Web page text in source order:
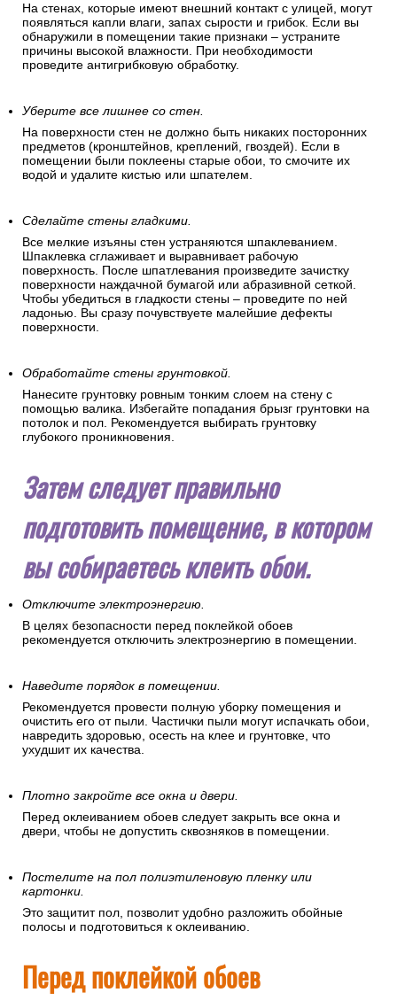
На стенах, которые имеют внешний контакт с улицей, могут
появляться капли влаги, запах сырости и грибок. Если вы
обнаружили в помещении такие признаки – устраните
причины высокой влажности. При необходимости
проведите антигрибковую обработку.
Уберите все лишнее со стен.
На поверхности стен не должно быть никаких посторонних
предметов (кронштейнов, креплений, гвоздей). Если в
помещении были поклеены старые обои, то смочите их
водой и удалите кистью или шпателем.
Сделайте стены гладкими.
Все мелкие изъяны стен устраняются шпаклеванием.
Шпаклевка сглаживает и выравнивает рабочую
поверхность. После шпатлевания произведите зачистку
поверхности наждачной бумагой или абразивной сеткой.
Чтобы убедиться в гладкости стены – проведите по ней
ладонью. Вы сразу почувствуете малейшие дефекты
поверхности.
Обработайте стены грунтовкой.
Нанесите грунтовку ровным тонким слоем на стену с
помощью валика. Избегайте попадания брызг грунтовки на
потолок и пол. Рекомендуется выбирать грунтовку
глубокого проникновения.
Затем следует правильно
подготовить помещение, в котором
вы собираетесь клеить обои.
Отключите электроэнергию.
В целях безопасности перед поклейкой обоев
рекомендуется отключить электроэнергию в помещении.
Наведите порядок в помещении.
Рекомендуется провести полную уборку помещения и
очистить его от пыли. Частички пыли могут испачкать обои,
навредить здоровью, осесть на клее и грунтовке, что
ухудшит их качества.
Плотно закройте все окна и двери.
Перед оклеиванием обоев следует закрыть все окна и
двери, чтобы не допустить сквозняков в помещении.
Постелите на пол полиэтиленовую пленку или
картонки.
Это защитит пол, позволит удобно разложить обойные
полосы и подготовиться к оклеиванию.
Перед поклейкой обоев